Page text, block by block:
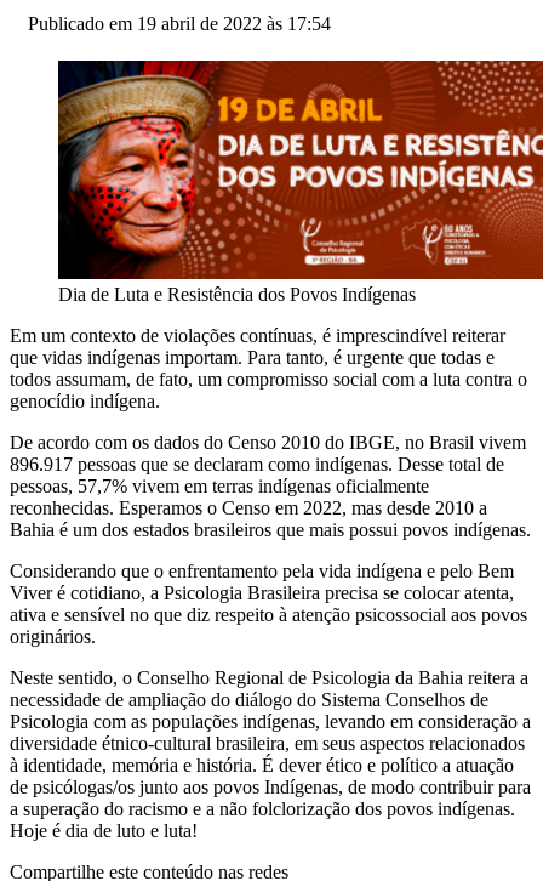
Publicado em 19 abril de 2022 às 17:54
Dia de Luta e Resistência dos Povos Indígenas
Em um contexto de violações contínuas, é imprescindível reiterar
que vidas indígenas importam. Para tanto, é urgente que todas e
todos assumam, de fato, um compromisso social com a luta contra o
genocídio indígena.
De acordo com os dados do Censo 2010 do IBGE, no Brasil vivem
896.917 pessoas que se declaram como indígenas. Desse total de
pessoas, 57,7% vivem em terras indígenas oficialmente
reconhecidas. Esperamos o Censo em 2022, mas desde 2010 a
Bahia é um dos estados brasileiros que mais possui povos indígenas.
Considerando que o enfrentamento pela vida indígena e pelo Bem
Viver é cotidiano, a Psicologia Brasileira precisa se colocar atenta,
ativa e sensível no que diz respeito à atenção psicossocial aos povos
originários.
Neste sentido, o Conselho Regional de Psicologia da Bahia reitera a
necessidade de ampliação do diálogo do Sistema Conselhos de
Psicologia com as populações indígenas, levando em consideração a
diversidade étnico-cultural brasileira, em seus aspectos relacionados
à identidade, memória e história. É dever ético e político a atuação
de psicólogas/os junto aos povos Indígenas, de modo contribuir para
a superação do racismo e a não folclorização dos povos indígenas.
Hoje é dia de luto e luta!
Compartilhe este conteúdo nas redes